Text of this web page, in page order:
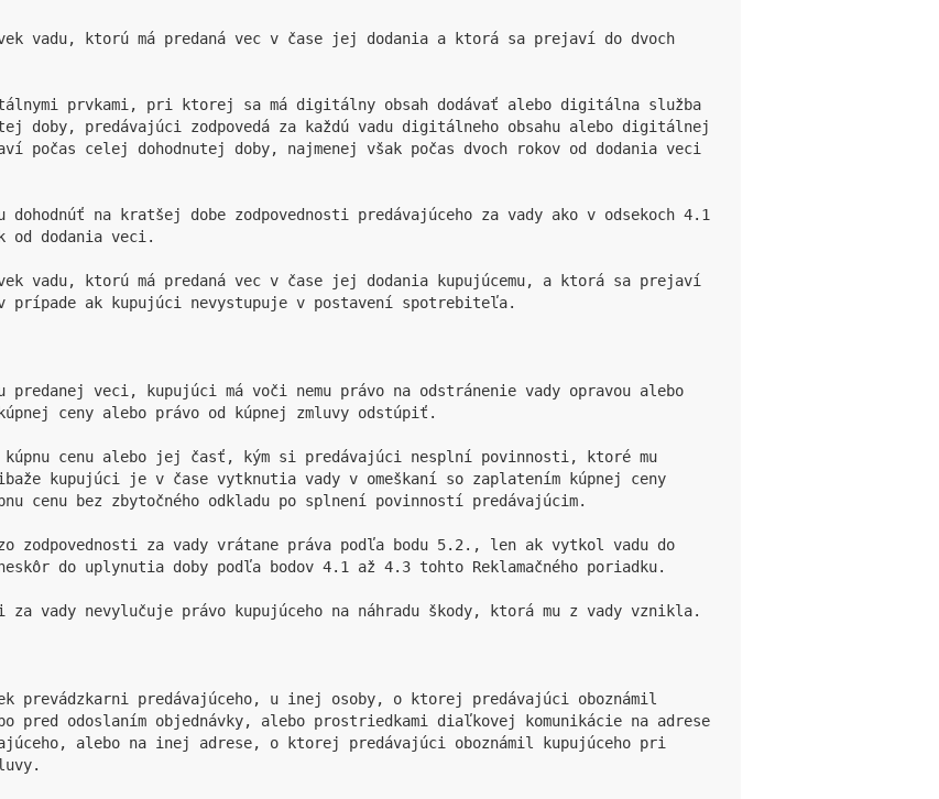
vadu, ktorú má predaná vec v čase jej dodania a ktorá sa prejaví do dvoch
prvkami, pri ktorej sa má digitálny obsah dodávať alebo digitálna služba
doby, predávajúci zodpovedá za každú vadu digitálneho obsahu alebo digitálnej
počas celej dohodnutej doby, najmenej však počas dvoch rokov od dodania veci
na kratšej dobe zodpovednosti predávajúceho za vady ako v odsekoch 4.1
dodania veci.
vadu, ktorú má predaná vec v čase jej dodania kupujúcemu, a ktorá sa prejaví
prípade ak kupujúci nevystupuje v postavení spotrebiteľa.
predanej veci, kupujúci má voči nemu právo na odstránenie vady opravou alebo
ceny alebo právo od kúpnej zmluvy odstúpiť.
cenu alebo jej časť, kým si predávajúci nesplní povinnosti, ktoré mu
kupujúci je v čase vytknutia vady v omeškaní so zaplatením kúpnej ceny
bez zbytočného odkladu po splnení povinností predávajúcim.
zodpovednosti za vady vrátane práva podľa bodu 5.2., len ak vytkol vadu do
do uplynutia doby podľa bodov 4.1 až 4.3 tohto Reklamačného poriadku.
vady nevylučuje právo kupujúceho na náhradu škody, ktorá mu z vady vznikla.
prevádzkarni predávajúceho, u inej osoby, o ktorej predávajúci oboznámil
pred odoslaním objednávky, alebo prostriedkami diaľkovej komunikácie na adrese
alebo na inej adrese, o ktorej predávajúci oboznámil kupujúceho pri